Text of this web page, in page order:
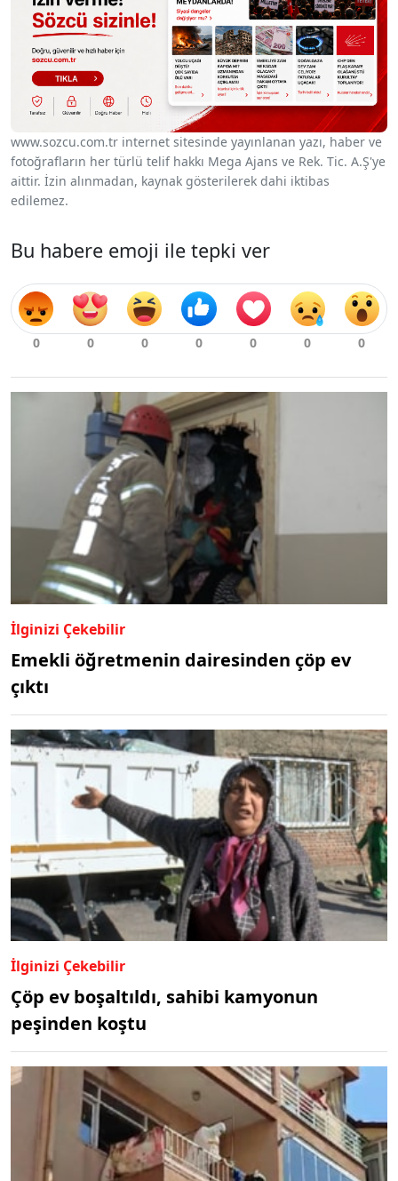
www.sozcu.com.tr internet sitesinde yayınlanan yazı, haber ve
fotoğrafların her türlü telif hakkı Mega Ajans ve Rek. Tic. A.Ş'ye
aittir. İzin alınmadan, kaynak gösterilerek dahi iktibas
edilemez.
Bu habere emoji ile tepki ver
İlginizi Çekebilir
Emekli öğretmenin dairesinden çöp ev
çıktı
İlginizi Çekebilir
Çöp ev boşaltıldı, sahibi kamyonun
peşinden koştu